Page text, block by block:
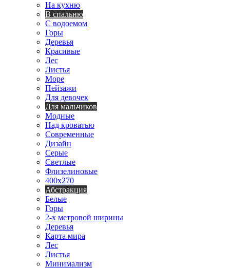
На кухню
В спальню
С водоемом
Горы
Деревья
Красивые
Лес
Листья
Море
Пейзажи
Для девочек
Для мальчиков
Модные
Над кроватью
Современные
Дизайн
Серые
Светлые
Флизелиновые
400х270
Абстракция
Белые
Горы
2-х метровой ширины
Деревья
Карта мира
Лес
Листья
Минимализм